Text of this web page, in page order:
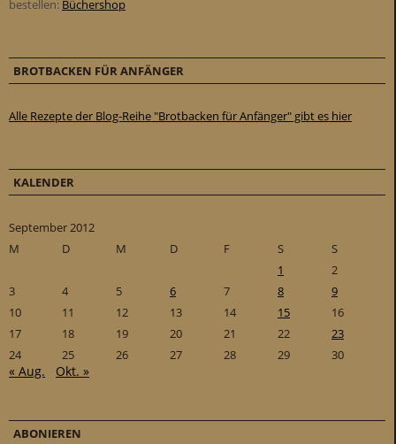
bestellen: Büchershop
BROTBACKEN FÜR ANFÄNGER
Alle Rezepte der Blog-Reihe "Brotbacken für Anfänger" gibt es hier
KALENDER
September 2012
M
D M D F S
S
1
2
3
4 5 6 7 8
9
10
11 12 13 14 15
16
17
18 19 20 21 22
23
24
25 26 27 28 29 30
« Aug. Okt. »
ABONIEREN